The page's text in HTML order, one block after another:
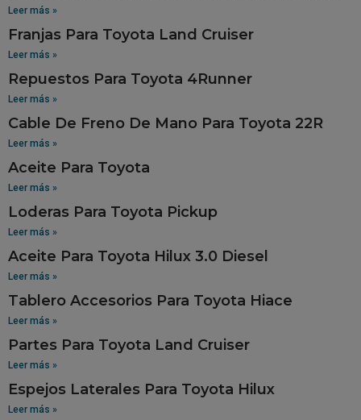
Leer más »
Franjas Para Toyota Land Cruiser
Leer más »
Repuestos Para Toyota 4Runner
Leer más »
Cable De Freno De Mano Para Toyota 22R
Leer más »
Aceite Para Toyota
Leer más »
Loderas Para Toyota Pickup
Leer más »
Aceite Para Toyota Hilux 3.0 Diesel
Leer más »
Tablero Accesorios Para Toyota Hiace
Leer más »
Partes Para Toyota Land Cruiser
Leer más »
Espejos Laterales Para Toyota Hilux
Leer más »